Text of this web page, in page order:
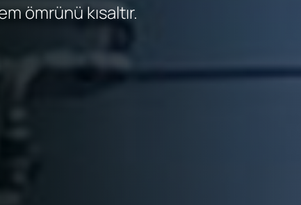
ömrünü kısaltır.